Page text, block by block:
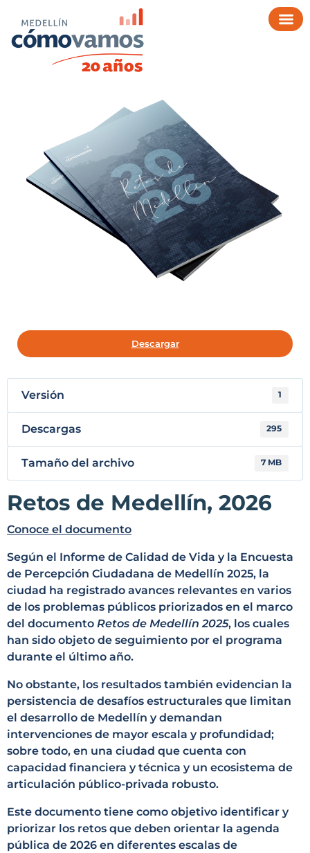
Descargar
Versión 1
Descargas 295
Tamaño del archivo 7 MB
Retos de Medellín, 2026
Conoce el documento
Según el Informe de Calidad de Vida y la Encuesta
de Percepción Ciudadana de Medellín 2025, la
ciudad ha registrado avances relevantes en varios
de los problemas públicos priorizados en el marco
del documento Retos de Medellín 2025, los cuales
han sido objeto de seguimiento por el programa
durante el último año.
No obstante, los resultados también evidencian la
persistencia de desafíos estructurales que limitan
el desarrollo de Medellín y demandan
intervenciones de mayor escala y profundidad;
sobre todo, en una ciudad que cuenta con
capacidad financiera y técnica y un ecosistema de
articulación público-privada robusto.
Este documento tiene como objetivo identificar y
priorizar los retos que deben orientar la agenda
pública de 2026 en diferentes escalas de